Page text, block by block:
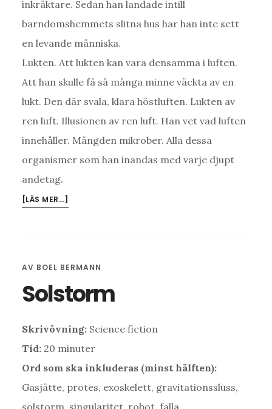
inkräktare. Sedan han landade intill
barndomshemmets slitna hus har han inte sett
en levande människa.
Lukten. Att lukten kan vara densamma i luften.
Att han skulle få så många minne väckta av en
lukt. Den där svala, klara höstluften. Lukten av
ren luft. Illusionen av ren luft. Han vet vad luften
innehåller. Mängden mikrober. Alla dessa
organismer som han inandas med varje djupt
andetag.
[LÄS MER…]
AV BOEL BERMANN
Solstorm
Skrivövning:Science fiction
Tid:20 minuter
Ord som ska inkluderas (minst hälften):
Gasjätte, protes, exoskelett, gravitationssluss,
solstorm, singularitet, robot, falla